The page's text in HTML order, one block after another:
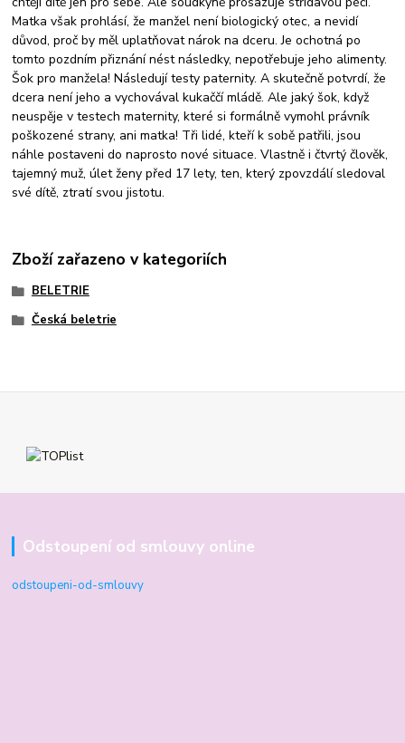
Matka však prohlásí, že manžel není biologický otec, a nevidí
důvod, proč by měl uplatňovat nárok na dceru. Je ochotná po
tomto pozdním přiznání nést následky, nepotřebuje jeho alimenty.
Šok pro manžela! Následují testy paternity. A skutečně potvrdí, že
dcera není jeho a vychovával kukaččí mládě. Ale jaký šok, když
neuspěje v testech maternity, které si formálně vymohl právník
poškozené strany, ani matka! Tři lidé, kteří k sobě patřili, jsou
náhle postaveni do naprosto nové situace. Vlastně i čtvrtý člověk,
tajemný muž, úlet ženy před 17 lety, ten, který zpovzdálí sledoval
své dítě, ztratí svou jistotu.
Zboží zařazeno v kategoriích
BELETRIE
Česká beletrie
Odstoupení od smlouvy online
odstoupeni-od-smlouvy